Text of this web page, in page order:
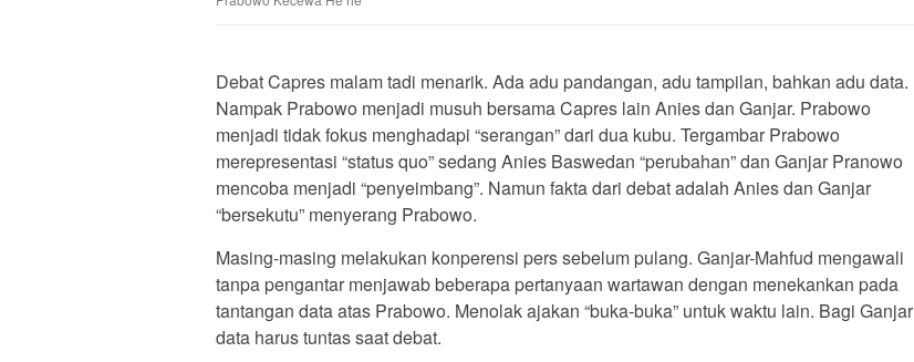
Debat Capres malam tadi menarik. Ada adu pandangan, adu tampilan, bahkan adu data.
Nampak Prabowo menjadi musuh bersama Capres lain Anies dan Ganjar. Prabowo
menjadi tidak fokus menghadapi “serangan” dari dua kubu. Tergambar Prabowo
merepresentasi “status quo” sedang Anies Baswedan “perubahan” dan Ganjar Pranowo
mencoba menjadi “penyeimbang”. Namun fakta dari debat adalah Anies dan Ganjar
“bersekutu” menyerang Prabowo.
Masing-masing melakukan konperensi pers sebelum pulang. Ganjar-Mahfud mengawali
tanpa pengantar menjawab beberapa pertanyaan wartawan dengan menekankan pada
tantangan data atas Prabowo. Menolak ajakan “buka-buka” untuk waktu lain. Bagi Ganjar
data harus tuntas saat debat.